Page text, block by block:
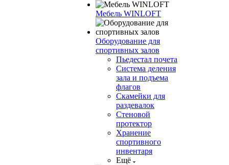
Мебель WINLOFT
Оборудование для
спортивных залов
Пьедестал почета
Система деления
зала и подъема
флагов
Скамейки для
раздевалок
Стеновой
протектор
Хранение
спортивного
инвентаря
Ещё